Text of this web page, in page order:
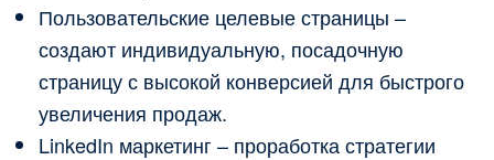
Пользовательские целевые страницы –
создают индивидуальную, посадочную
страницу с высокой конверсией для быстрого
увеличения продаж.
LinkedIn маркетинг – проработка стратегии